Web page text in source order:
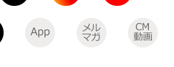
舗限定）